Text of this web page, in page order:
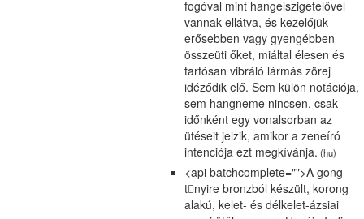
fogóval mint hangelszigetelővel
vannak ellátva, és kezelőjük
erősebben vagy gyengébben
összeüti őket, miáltal élesen és
tartósan vibráló lármás zörej
idéződik elő. Sem külön notációja,
sem hangneme nincsen, csak
időnként egy vonalsorban az
ütéseit jelzik, amikor a zeneíró
intenciója ezt megkívánja. (hu)
<api batchcomplete="">A gong
tnyire bronzból készült, korong
alakú, kelet- és délkelet-ázsiai